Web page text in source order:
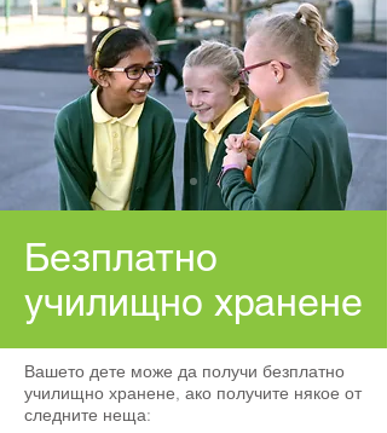
Безплатно
училищно хранене
Вашето дете може да получи безплатно
училищно хранене, ако получите някое от
следните неща: